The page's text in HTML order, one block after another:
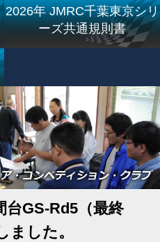
2026年 JMRC千葉東京シリ
ーズ共通規則書
台GS-Rd5（最終
ました。